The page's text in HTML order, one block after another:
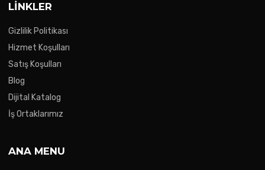
LINKLER
Gizlilik Politikası
Hizmet Koşulları
Satış Koşulları
Blog
Dijital Katalog
İş Ortaklarımız
ANA MENU